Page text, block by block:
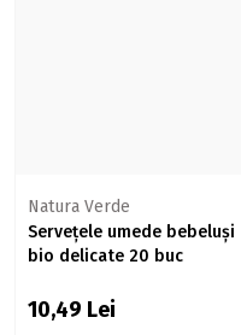
Natura Verde
Servețele umede bebeluși
bio delicate 20 buc
10,49 Lei